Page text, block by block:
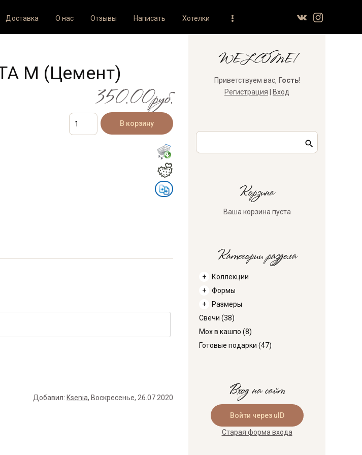
Доставка О нас Отзывы Написать Хотелки
M (Цемент)
350.00руб.
Добавил: Ksenia, Воскресенье, 26.07.2020
WELCOME!
Приветствуем вас, Гость!
Регистрация
Вход
Корзина
Ваша корзина пуста
Категории раздела
Коллекции
Формы
Размеры
Свечи (38)
Мох в кашпо (8)
Готовые подарки (47)
Вход на сайт
Войти через uID
Старая форма входа